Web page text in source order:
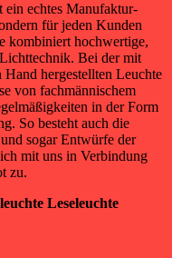
ein echtes Manufaktur-
für jeden Kunden
kombiniert hochwertige,
Bei der mit
hergestellten Leuchte
von fachmännischem
in der Form
So besteht auch die
sogar Entwürfe der
mit uns in Verbindung
zu.
Leseleuchte